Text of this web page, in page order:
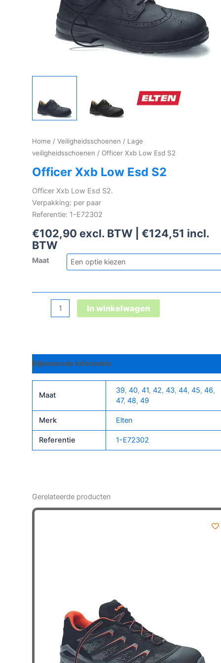
Home / Veiligheidsschoenen / Lage
veiligheidsschoenen / Officer Xxb Low Esd S2
Officer Xxb Low Esd S2
Officer Xxb Low Esd S2.
Verpakking: per paar
Referentie: 1-E72302
€102,90 excl. BTW | €124,51 incl.
BTW
Maat
S2
aantal
In winkelwagen
Bijkomende informatie
Maat
39, 40, 41, 42, 43, 44, 45, 46,
47, 48, 49
Merk Elten
Referentie 1-E72302
Gerelateerde producten